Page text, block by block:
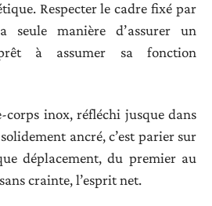
Respecter le cadre fixé par
seule manière d’assurer un
à assumer sa fonction
inox, réfléchi jusque dans
ancré, c’est parier sur
déplacement, du premier au
crainte, l’esprit net.